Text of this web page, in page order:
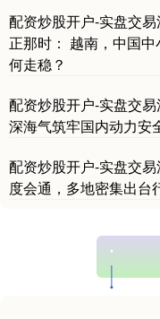
国债指数
配资炒股开户-实盘交
正那时： 越南，中国
何走稳？
配资炒股开户-实盘交
深海气筑牢国内动力安
配资炒股开户-实盘交
度会通，多地密集出台